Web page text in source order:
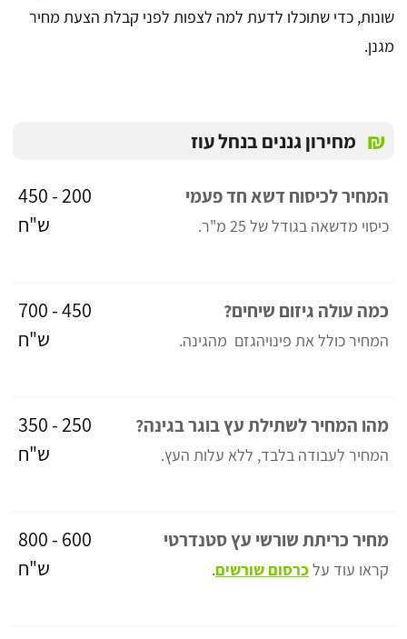
שונות, כדי שתוכלו לדעת למה לצפות לפני קבלת הצעת מחיר
מגנן.
₪ מחירון גננים בנחל עוז
המחיר לכיסוח דשא חד פעמי
כיסוי מדשאה בגודל של 25 מ"ר.
200 - 450
ש"ח
כמה עולה גיזום שיחים?
המחיר כולל את פינויהגזם מהגינה.
450 - 700
ש"ח
מהו המחיר לשתילת עץ בוגר בגינה?
המחיר לעבודה בלבד, ללא עלות העץ.
250 - 350
ש"ח
מחיר כריתת שורשי עץ סטנדרטי
קראו עוד על כרסום שורשים.
600 - 800
ש"ח